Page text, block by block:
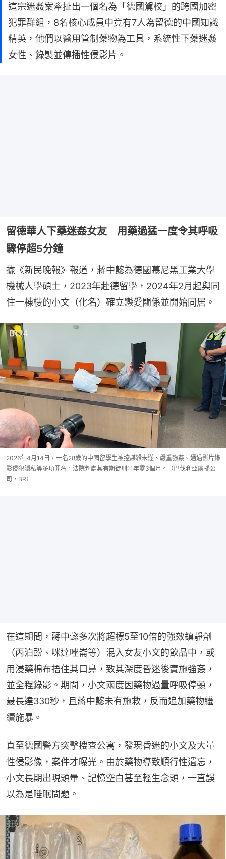
這宗迷姦案牽扯出一個名為「德國駕校」的跨國加密
犯罪群組，8名核心成員中竟有7人為留德的中國知識
精英，他們以醫用管制藥物為工具，系統性下藥迷姦
女性、錄製並傳播性侵影片。
留德華人下藥迷姦女友 用藥過猛一度令其呼吸
驟停超5分鐘
據《新民晚報》報道，蔣中懿為德國慕尼黑工業大學
機械人學碩士，2023年赴德留學，2024年2月起與同
住一棟樓的小文（化名）確立戀愛關係並開始同居。
2026年4月14日，一名28歲的中國留學生被控謀殺未遂、嚴重強姦、通過影片錄
影侵犯隱私等多項罪名，法院判處其有期徒刑11年零3個月。（巴伐利亞廣播公
司，BR）
在這期間，蔣中懿多次將超標5至10倍的強效鎮靜劑
（丙泊酚、咪達唑崙等）混入女友小文的飲品中，或
用浸藥棉布捂住其口鼻，致其深度昏迷後實施強姦，
並全程錄影。期間，小文兩度因藥物過量呼吸停頓，
最長達330秒，且蔣中懿未有施救，反而追加藥物繼
續施暴。
直至德國警方突擊搜查公寓，發現昏迷的小文及大量
性侵影像，案件才曝光。由於藥物導致順行性遺忘，
小文長期出現頭暈、記憶空白甚至輕生念頭，一直誤
以為是睡眠問題。